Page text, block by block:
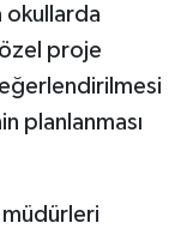
okullarda
proje
planlanması
müdürleri